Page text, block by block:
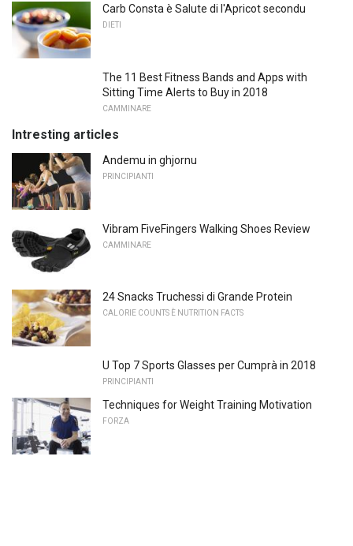
Carb Consta è Salute di l'Apricot secondu
DIETI
The 11 Best Fitness Bands and Apps with
Sitting Time Alerts to Buy in 2018
CAMMINARE
Intresting articles
Andemu in ghjornu
PRINCIPIANTI
Vibram FiveFingers Walking Shoes Review
CAMMINARE
24 Snacks Truchessi di Grande Protein
CALORIE COUNTS È NUTRITION FACTS
U Top 7 Sports Glasses per Cumprà in 2018
PRINCIPIANTI
Techniques for Weight Training Motivation
FORZA